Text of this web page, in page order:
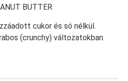
BUTTER
cukor és só nélkül.
(crunchy) változatokban.